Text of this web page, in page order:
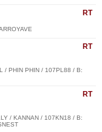
RT
RT
/ PHIN PHIN / 107PL88 / B:
RT
/ KANNAN / 107KN18 / B: